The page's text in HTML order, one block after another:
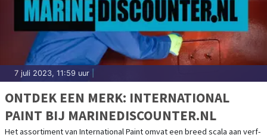
7 juli 2023, 11:59 uur
ONTDEK EEN MERK: INTERNATIONAL
PAINT BIJ MARINEDISCOUNTER.NL
Het assortiment van International Paint omvat een breed scala aan verf-